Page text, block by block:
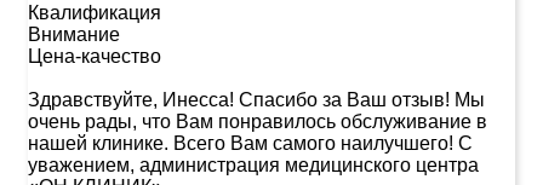
Квалификация
Внимание
Цена-качество
Здравствуйте, Инесса! Спасибо за Ваш отзыв! Мы
очень рады, что Вам понравилось обслуживание в
нашей клинике. Всего Вам самого наилучшего! С
уважением, администрация медицинского центра